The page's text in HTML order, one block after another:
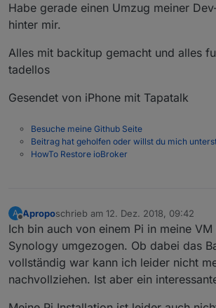
Habe gerade einen Umzug meiner
hinter mir.
Alles mit backitup gemacht und alles
tadellos
Gesendet von iPhone mit Tapatalk
Besuche meine Github Seite
Beitrag hat geholfen oder willst du mich
HowTo Restore ioBroker
A
Offline
Aproposchrieb am 12. Dez. 2018, 09:42
zuletzt editiert von
Ich bin auch von einem Pi in meine
Synology umgezogen. Ob dabei das
vollständig war kann ich leider nicht
nachvollziehen. Ist aber ein